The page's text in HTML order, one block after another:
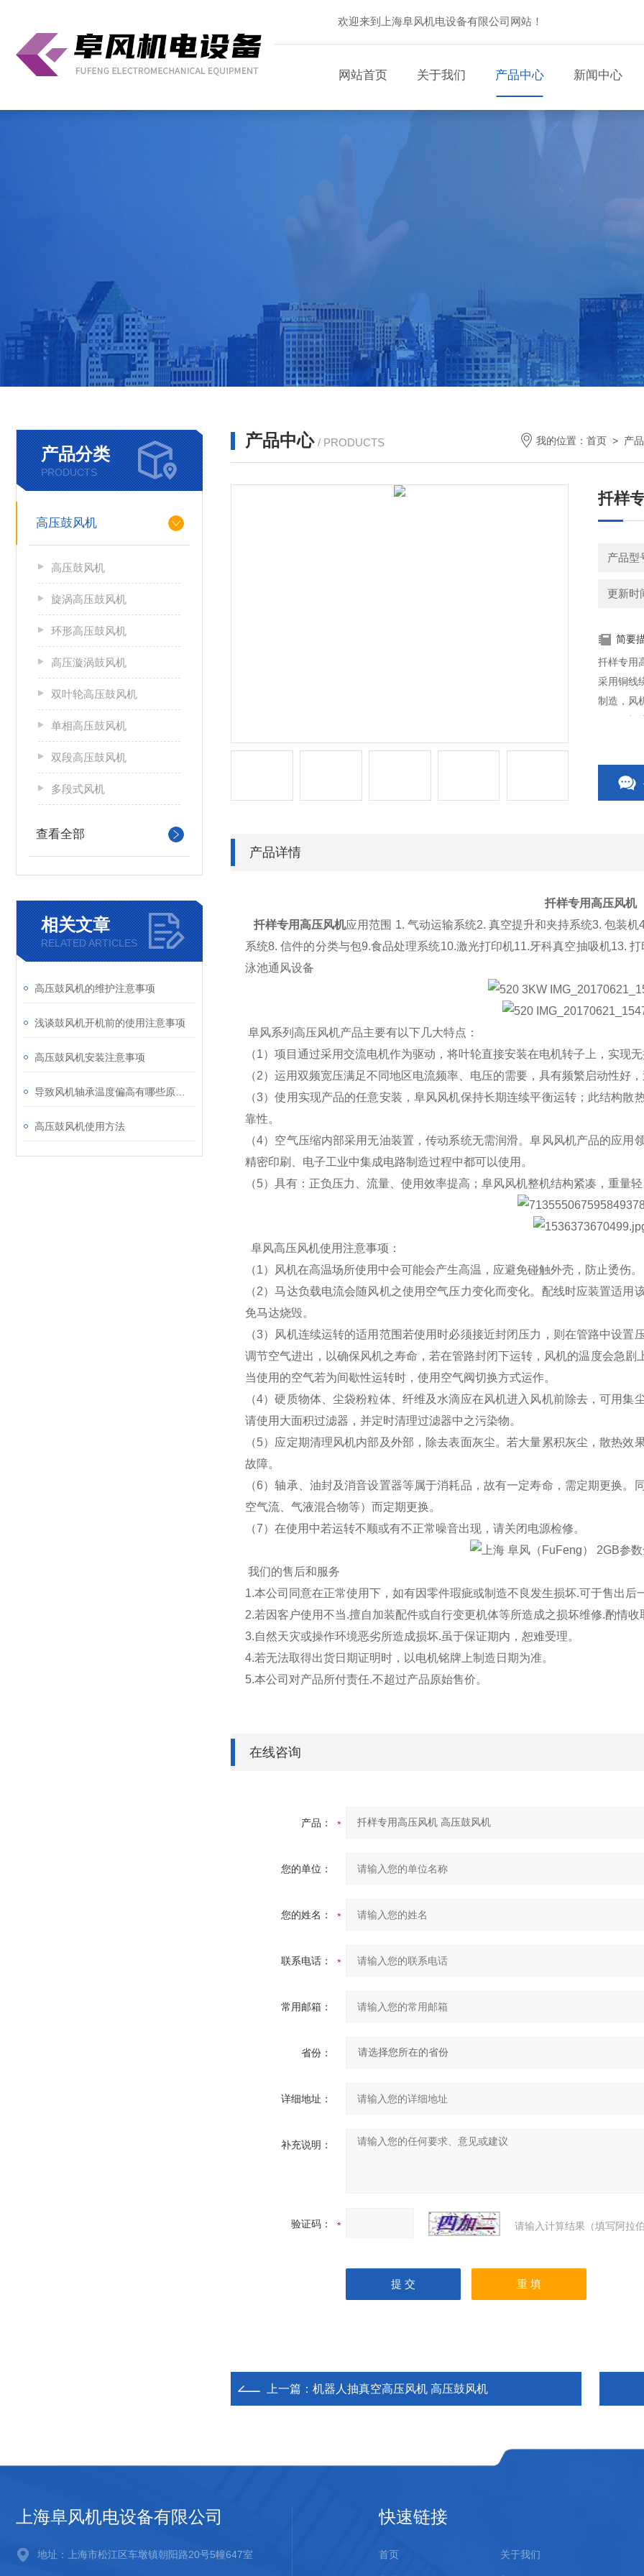
欢迎来到上海阜风机电设备有限公司网站！
网站首页 关于我们 产品中心 新闻中心
产品分类
PRODUCTS
高压鼓风机
高压鼓风机
旋涡高压鼓风机
环形高压鼓风机
高压漩涡鼓风机
双叶轮高压鼓风机
单相高压鼓风机
双段高压鼓风机
多段式风机
查看全部
相关文章
RELATED ARTICLES
高压鼓风机的维护注意事项
浅谈鼓风机开机前的使用注意事项
高压鼓风机安装注意事项
高压鼓风机使用方法
产品中心 / PRODUCTS 我的位置： 首页 > 产
扦样
产品型
更新时
简要
扦样专用
采用铜线
制造，风
动平衡
产品详情
扦样专用高压风机
扦样专用高压风机应用范围 1. 气动运输系统2. 真空提升和夹持系统3. 包装
系统8. 信件的分类与包9.食品处理系统10.激光打印机11.牙科真空抽吸机13.
泳池通风设备
阜风系列高压风机产品主要有以下几大特点：
（1）项目通过采用交流电机作为驱动，将叶轮直接安装在电机转子上，实现
（2）运用双频宽压满足不同地区电流频率、电压的需要，具有频繁启动性好
（3）使用实现产品的任意安装，阜风风机保持长期连续平衡运转；此结构
靠性。
（4）空气压缩内部采用无油装置，传动系统无需润滑。阜风风机产品的应
精密印刷、电子工业中集成电路制造过程中都可以使用。
（5）具有：正负压力、流量、使用效率提高；阜风风机整机结构紧凑，重量
阜风高压风机使用注意事项：
（1）风机在高温场所使用中会可能会产生高温，应避免碰触外壳，防止烫伤。
（2）马达负载电流会随风机之使用空气压力变化而变化。配线时应装置适
免马达烧毁。
（3）风机连续运转的适用范围若使用时必须接近封闭压力，则在管路中设置
调节空气进出，以确保风机之寿命，若在管路封闭下运转，风机的温度会急剧
当使用的空气若为间歇性运转时，使用空气阀切换方式运作。
（4）硬质物体、尘袋粉粒体、纤维及水滴应在风机进入风机前除去，可用集
请使用大面积过滤器，并定时清理过滤器中之污染物。
（5）应定期清理风机内部及外部，除去表面灰尘。若大量累积灰尘，散热
故障。
（6）轴承、油封及消音设置器等属于消耗品，故有一定寿命，需定期更换
空气流、气液混合物等）而定期更换。
（7）在使用中若运转不顺或有不正常噪音出现，请关闭电源检修。
我们的售后和服务
1.本公司同意在正常使用下，如有因零件瑕疵或制造不良发生损坏.可于售出后
2.若因客户使用不当.擅自加装配件或自行变更机体等所造成之损坏维修.酌情收
3.自然天灾或操作环境恶劣所造成损坏.虽于保证期内，恕难受理。
4.若无法取得出货日期证明时，以电机铭牌上制造日期为准。
5.本公司对产品所付责任.不超过产品原始售价。
在线咨询
产品：
您的单位：
您的姓名：
联系电话：
常用邮箱：
省份：
详细地址：
补充说明：
验证码： 请输入计算结果（填写阿拉
上一篇： 机器人抽真空高压风机 高压鼓风机
上海阜风机电设备有限公司
地址：上海市松江区车墩镇朝阳路20号5幢647室
快速链接
首页 关于我们